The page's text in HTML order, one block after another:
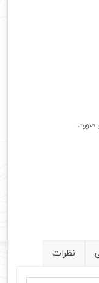
صورت
نظرات